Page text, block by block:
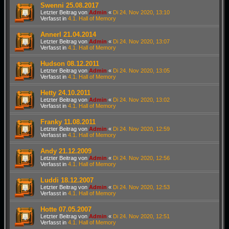
Swenni 25.08.2017
Letzter Beitrag von Admin « Di 24. Nov 2020, 13:10
Verfasst in 4.1. Hall of Memory
Annerl 21.04.2014
Letzter Beitrag von Admin « Di 24. Nov 2020, 13:07
Verfasst in 4.1. Hall of Memory
Hudson 08.12.2011
Letzter Beitrag von Admin « Di 24. Nov 2020, 13:05
Verfasst in 4.1. Hall of Memory
Hetty 24.10.2011
Letzter Beitrag von Admin « Di 24. Nov 2020, 13:02
Verfasst in 4.1. Hall of Memory
Franky 11.08.2011
Letzter Beitrag von Admin « Di 24. Nov 2020, 12:59
Verfasst in 4.1. Hall of Memory
Andy 21.12.2009
Letzter Beitrag von Admin « Di 24. Nov 2020, 12:56
Verfasst in 4.1. Hall of Memory
Luddi 18.12.2007
Letzter Beitrag von Admin « Di 24. Nov 2020, 12:53
Verfasst in 4.1. Hall of Memory
Hotte 07.05.2007
Letzter Beitrag von Admin « Di 24. Nov 2020, 12:51
Verfasst in 4.1. Hall of Memory